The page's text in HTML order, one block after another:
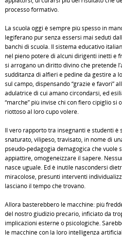
processo formativo.
La scuola oggi è sempre più spesso in
legiferano pur senza essersi mai seduti
banchi di scuola. Il sistema educativo
nel pieno potere di alcuni dirigenti inetti e
si arrogano un diritto divino che pretende
sudditanza di alfieri e pedine da gestire a
sul campo, dispensando “grazie e favori”
adulatrice di cui amano circondarsi, ed
“marche” più invise chi con fiero cipiglio si
riottoso al loro cupo volere.
Il vero rapporto tra insegnanti e studenti è
snaturato, vilipeso, travisato, in nome di
pseudo-pedagogia demagogica che vuole
appiattire, omogeneizzare il sapere.
nasce uguale. Ed è inutile nascondersi
miracolose, presunti interventi
lasciano il tempo che trovano.
Allora basterebbero le macchine: più
del nostro giudizio precario, inficiato da
implicazioni esterne o psicologiche.
le macchine con la loro intelligenza